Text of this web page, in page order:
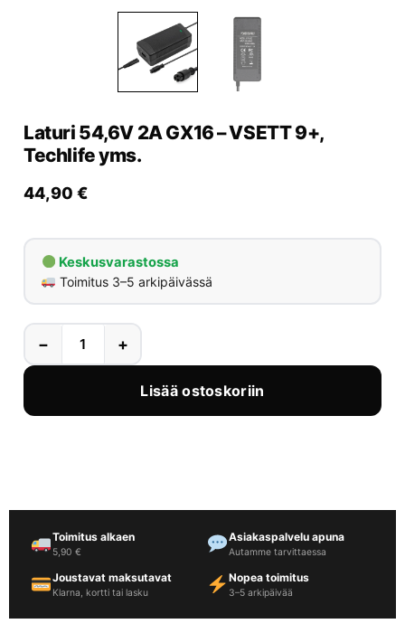
Varaa huolto
Laturi 54,6V 2A GX16 – VSETT 9+,
Techlife yms.
44,90 €
Keskusvarastossa
Toimitus 3–5 arkipäivässä
− +
Lisää ostoskoriin
Toimitus alkaen
5,90 €
Asiakaspalvelu apuna
Autamme tarvittaessa
Joustavat maksutavat
Klarna, kortti tai lasku
Nopea toimitus
3–5 arkipäivää